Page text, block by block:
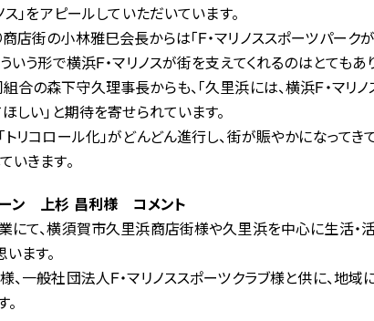
ス」をアピールしていただいています。
街の小林雅巳会長からは「F・マリノススポーツパーク
ういう形で横浜F・マリノスが街を支えてくれるのはとて
合の森下守久理事長からも、「久里浜には、横浜F・マリ
しい」と期待を寄せられています。
リコロール化」がどんどん進行し、街が賑やかになって
いきます。
ン 上杉 昌利様 コメント
にて、横須賀市久里浜商店街様や久里浜を中心に生活
ます。
、一般社団法人F・マリノススポーツクラブ様と供に、地